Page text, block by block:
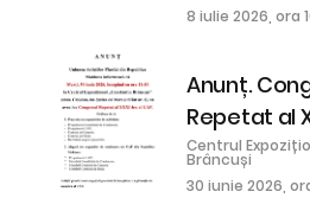
8 iulie 2026, ora
Anunț.
Repetat al
Centrul
Brâncuși
30 iunie 2026,